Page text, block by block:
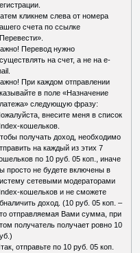
кликнем слева от номера
счета по ссылке
Перевод нужно
на счет, а не на e-
При каждом отправлении
в поле «Назначение
следующую фразу:
внесите меня в список
кошельков.
получать доход, необходимо
на каждый из этих 7
по 10 руб. 05 коп., иначе
просто не будете включены в
сетевыми модераторами
кошельков и не сможете
доход. (10 руб. 05 коп. –
отправляемая Вами сумма, при
получатель получает ровно 10
отправьте по 10 руб. 05 коп.